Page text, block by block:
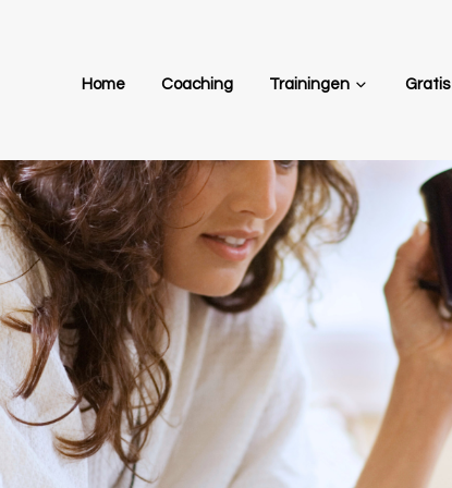
Home Coaching Trainingen Gratis